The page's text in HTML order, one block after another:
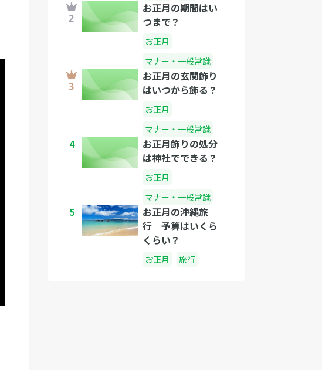
お正月の期間はい
つまで？
お正月
マナー・一般常識
お正月の玄関飾り
はいつから飾る？
お正月
マナー・一般常識
4
お正月飾りの処分
は神社でできる？
お正月
マナー・一般常識
5
お正月の沖縄旅
行 予算はいくら
くらい？
お正月 旅行